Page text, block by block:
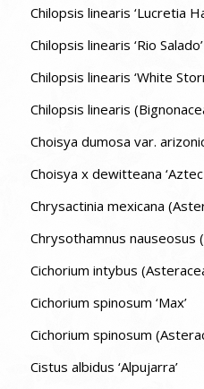
Chilopsis linearis ‘Lucretia
Chilopsis linearis ‘Rio Salado’
Chilopsis linearis ‘White
Chilopsis linearis
Choisya dumosa var.
Choisya x dewitteana ‘Aztec
Chrysactinia mexicana
Chrysothamnus nauseosus
Cichorium intybus
Cichorium spinosum ‘Max’
Cichorium spinosum
Cistus albidus ‘Alpujarra’